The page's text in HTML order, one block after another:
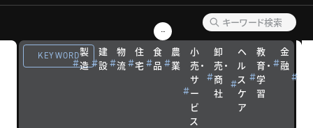
KEYWORD製
造
建
設
物
流
住
宅
食
品
農
業
小
売・
サ
ー
ビ
ス
卸
売・
商
社
ヘ
ル
ス
ケ
ア
教
育・
学
習
金
融
会
2030年までの